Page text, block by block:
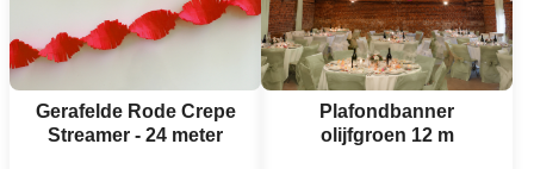
Gerafelde Rode Crepe
Streamer - 24 meter
Plafondbanner
olijfgroen 12 m